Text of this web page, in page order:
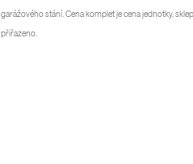
garážového stání. Cena komplet je cena jednotky,
přiřazeno.